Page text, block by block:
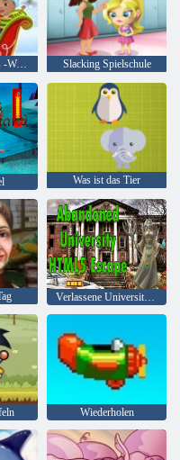
Baby- Haselnuss -Weihnachtsüberraschung Slacking Spielschule
Was ist das Tier
Verlassene Universität HTML5 Escape
Wiederholen